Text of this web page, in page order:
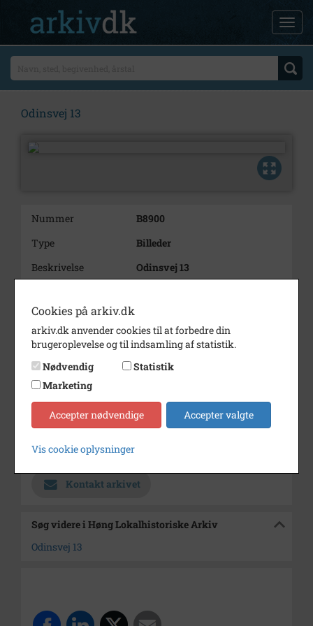
Odinsvej 13
Nummer
B8900
Type
Billeder
Beskrivelse
Odinsvej 13
Dateringsnote
Fotograf
Ukendt
Se på kort
Type
Enhed
Finderup Sogn (Kalundborg
Kommune) (1000-2050)
Arkiv
Kontakt arkivet
Søg videre i Høng Lokalhistoriske Arkiv
Odinsvej 13
Cookies på arkiv.dk
arkiv.dk anvender cookies til at forbedre din
brugeroplevelse og til indsamling af statistik.
Nødvendig
Statistik
Marketing
Accepter nødvendige Accepter valgte
Vis cookie oplysninger